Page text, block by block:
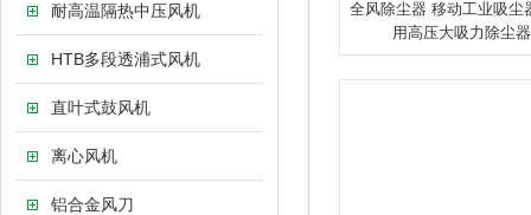
耐高温隔热中压风机
HTB多段透浦式风机
直叶式鼓风机
离心风机
铝合金风刀
全风除尘器 移动工业吸尘
用高压大吸力除尘器